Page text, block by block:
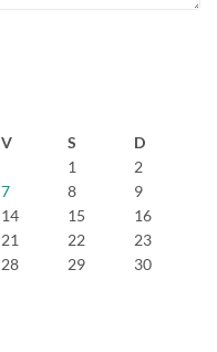
V S
D
1
2
7 8
9
14 15
16
21 22
23
28 29
30